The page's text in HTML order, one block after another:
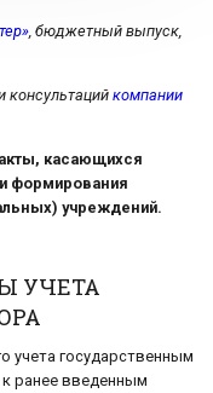
, бюджетный выпуск,
консультаций компании
касающихся
и формирования
учреждений.
УЧЕТА
учета государственным
ранее введенным